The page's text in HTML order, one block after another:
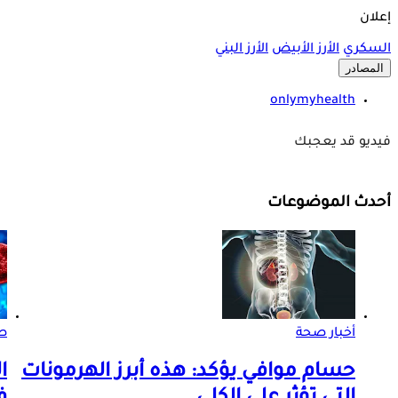
إعلان
السكري الأرز الأبيض الأرز البني
المصادر
onlymyhealth
فيديو قد يعجبك
أحدث الموضوعات
أخبار صحة
حسام موافي يؤكد: هذه أبرز الهرمونات